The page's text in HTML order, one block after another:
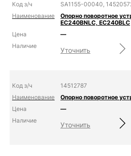
SA1155-00040,
Опорно поворотное
EC240BNLC, EC240BLC
—
Уточнить
14512787
Опорно поворотное
—
Уточнить